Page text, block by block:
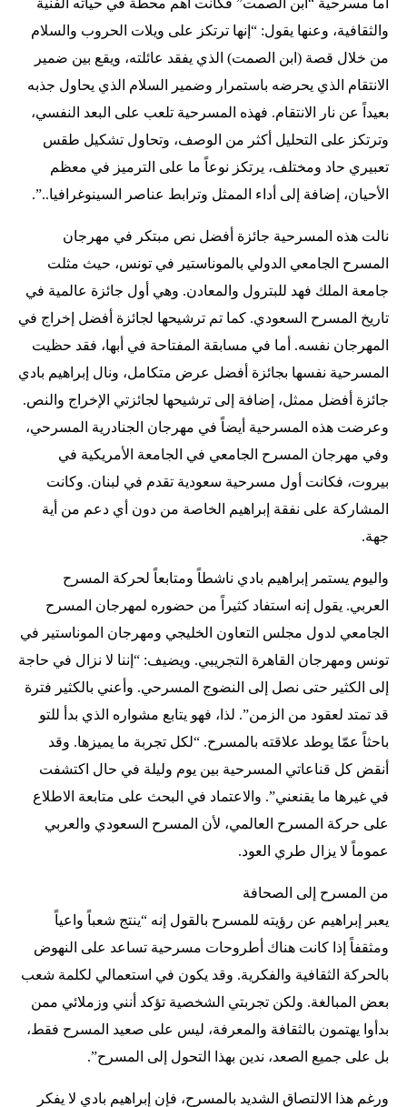
أما مسرحية “ابن الصمت” فكانت أهم محطة في حياته الفنية
والثقافية، وعنها يقول: “إنها ترتكز على ويلات الحروب والسلام
من خلال قصة (ابن الصمت) الذي يفقد عائلته، ويقع بين ضمير
الانتقام الذي يحرضه باستمرار وضمير السلام الذي يحاول جذبه
بعيداً عن نار الانتقام. فهذه المسرحية تلعب على البعد النفسي،
وترتكز على التحليل أكثر من الوصف، وتحاول تشكيل طقس
تعبيري حاد ومختلف، يرتكز نوعاً ما على الترميز في معظم
الأحيان، إضافة إلى أداء الممثل وترابط عناصر السينوغرافيا..”.
نالت هذه المسرحية جائزة أفضل نص مبتكر في مهرجان
المسرح الجامعي الدولي بالموناستير في تونس، حيث مثلت
جامعة الملك فهد للبترول والمعادن. وهي أول جائزة عالمية في
تاريخ المسرح السعودي. كما تم ترشيحها لجائزة أفضل إخراج في
المهرجان نفسه. أما في مسابقة المفتاحة في أبها، فقد حظيت
المسرحية نفسها بجائزة أفضل عرض متكامل، ونال إبراهيم بادي
جائزة أفضل ممثل، إضافة إلى ترشيحها لجائزتي الإخراج والنص.
وعرضت هذه المسرحية أيضاً في مهرجان الجنادرية المسرحي،
وفي مهرجان المسرح الجامعي في الجامعة الأمريكية في
بيروت، فكانت أول مسرحية سعودية تقدم في لبنان. وكانت
المشاركة على نفقة إبراهيم الخاصة من دون أي دعم من أية
جهة.
واليوم يستمر إبراهيم بادي ناشطاً ومتابعاً لحركة المسرح
العربي. يقول إنه استفاد كثيراً من حضوره لمهرجان المسرح
الجامعي لدول مجلس التعاون الخليجي ومهرجان الموناستير في
تونس ومهرجان القاهرة التجريبي. ويضيف: “إننا لا نزال في حاجة
إلى الكثير حتى نصل إلى النضوج المسرحي. وأعني بالكثير فترة
قد تمتد لعقود من الزمن”. لذا، فهو يتابع مشواره الذي بدأ للتو
باحثاً عمّا يوطد علاقته بالمسرح. “لكل تجربة ما يميزها. وقد
أنقض كل قناعاتي المسرحية بين يوم وليلة في حال اكتشفت
في غيرها ما يقنعني”. والاعتماد في البحث على متابعة الاطلاع
على حركة المسرح العالمي، لأن المسرح السعودي والعربي
عموماً لا يزال طري العود.
من المسرح إلى الصحافة
يعبر إبراهيم عن رؤيته للمسرح بالقول إنه “ينتج شعباً واعياً
ومثقفاً إذا كانت هناك أطروحات مسرحية تساعد على النهوض
بالحركة الثقافية والفكرية. وقد يكون في استعمالي لكلمة شعب
بعض المبالغة. ولكن تجربتي الشخصية تؤكد أنني وزملائي ممن
بدأوا يهتمون بالثقافة والمعرفة، ليس على صعيد المسرح فقط،
بل على جميع الصعد، ندين بهذا التحول إلى المسرح”.
ورغم هذا الالتصاق الشديد بالمسرح، فإن إبراهيم بادي لا يفكر